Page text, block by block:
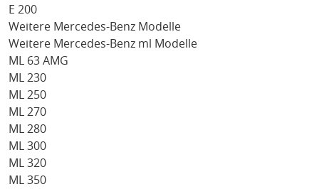
E 200
Weitere Mercedes-Benz Modelle
Weitere Mercedes-Benz ml Modelle
ML 63 AMG
ML 230
ML 250
ML 270
ML 280
ML 300
ML 320
ML 350